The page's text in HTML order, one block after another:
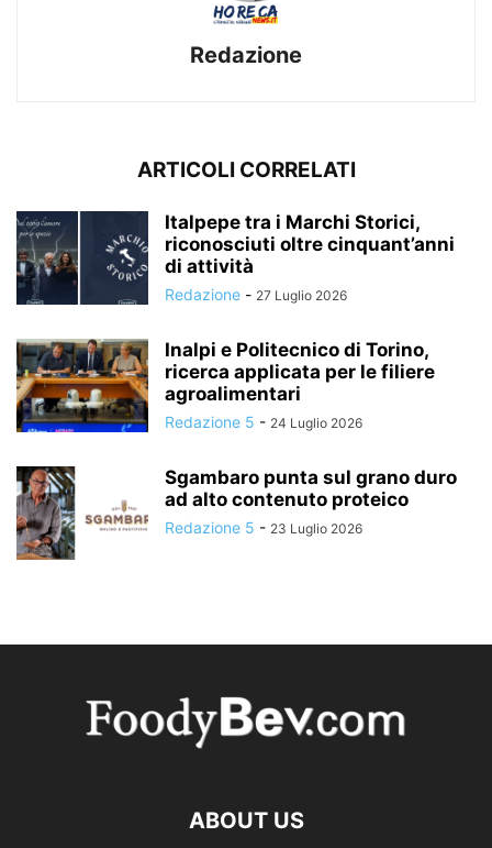
Redazione
ARTICOLI CORRELATI
Italpepe tra i Marchi Storici,
riconosciuti oltre cinquant’anni
di attività
Redazione - 27 Luglio 2026
Inalpi e Politecnico di Torino,
ricerca applicata per le filiere
agroalimentari
Redazione 5 - 24 Luglio 2026
Sgambaro punta sul grano duro
ad alto contenuto proteico
Redazione 5 - 23 Luglio 2026
ABOUT US